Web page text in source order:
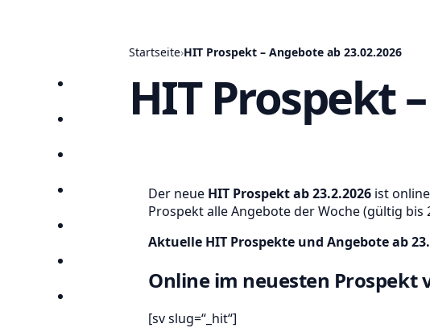
Startseite›HIT Prospekt – Angebote ab 23.02.2026
HIT Prospekt
Der neue HIT Prospekt ab 23.2.2026 ist
Prospekt alle Angebote der Woche (gültig bis
Aktuelle HIT Prospekte und Angebote ab
Online im neuesten Prospekt
[sv slug=“_hit“]